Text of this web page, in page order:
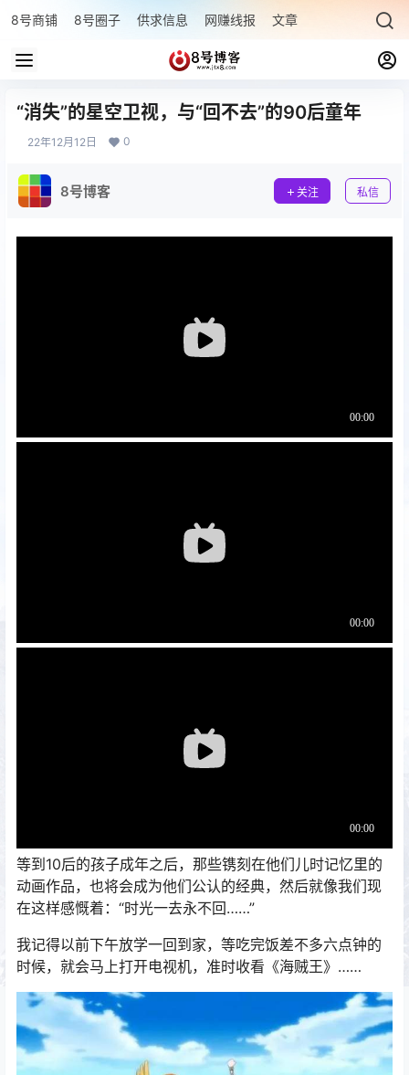
8号商铺 8号圈子 供求信息 网赚线报 文章专题 最新文章
“消失”的星空卫视，与“回不去”的90后童年
22年12月12日 0
8号博客 关注 私信
等到10后的孩子成年之后，那些镌刻在他们儿时记忆里的
动画作品，也将会成为他们公认的经典，然后就像我们现
在这样感慨着：“时光一去永不回……”
我记得以前下午放学一回到家，等吃完饭差不多六点钟的
时候，就会马上打开电视机，准时收看《海贼王》……